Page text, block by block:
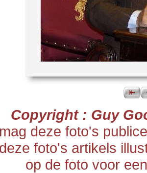
Copyright : Guy
deze foto's
foto's artikels
op de foto voor